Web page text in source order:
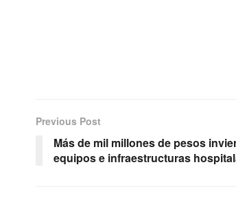
Previous Post
Más de mil millones de pesos
equipos e infraestructuras